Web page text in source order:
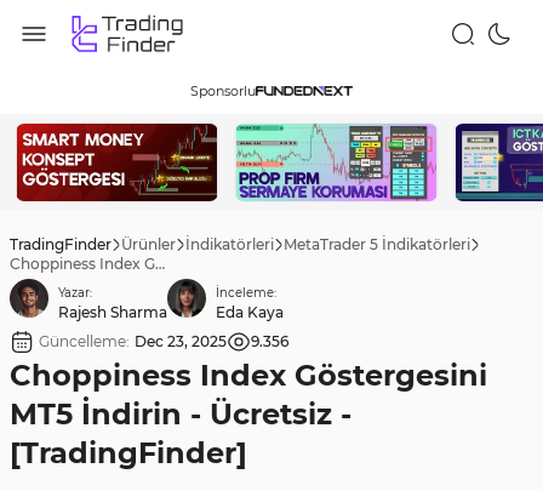
Sponsorlu
TradingFinder Ürünler İndikatörleri MetaTrader 5 İndikatörleri
Choppiness Index Göstergesini MT5 İndirin - Ücretsiz - [TradingFinder]
Yazar:
Rajesh Sharma
İnceleme:
Eda Kaya
Güncelleme: Dec 23, 2025 9.356
Choppiness Index Göstergesini
MT5 İndirin - Ücretsiz -
[TradingFinder]